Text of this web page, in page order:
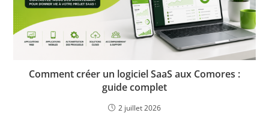
Comment créer un logiciel SaaS aux Comores :
guide complet
2 juillet 2026